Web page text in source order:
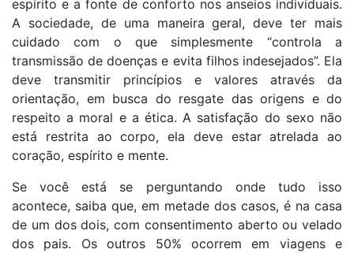
espírito e a fonte de conforto nos anseios individuais.
A sociedade, de uma maneira geral, deve ter mais
cuidado com o que simplesmente “controla a
transmissão de doenças e evita filhos indesejados”. Ela
deve transmitir princípios e valores através da
orientação, em busca do resgate das origens e do
respeito a moral e a ética. A satisfação do sexo não
está restrita ao corpo, ela deve estar atrelada ao
coração, espírito e mente.
Se você está se perguntando onde tudo isso
acontece, saiba que, em metade dos casos, é na casa
de um dos dois, com consentimento aberto ou velado
dos pais. Os outros 50% ocorrem em viagens e